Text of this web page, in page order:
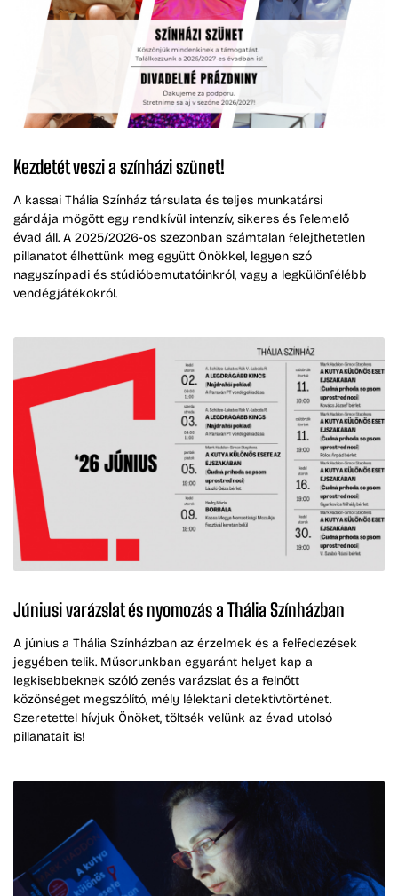
Kezdetét veszi a színházi szünet!
A kassai Thália Színház társulata és teljes munkatársi
gárdája mögött egy rendkívül intenzív, sikeres és felemelő
évad áll. A 2025/2026-os szezonban számtalan felejthetetlen
pillanatot élhettünk meg együtt Önökkel, legyen szó
nagyszínpadi és stúdióbemutatóinkról, vagy a legkülönfélébb
vendégjátékokról.
Júniusi varázslat és nyomozás a Thália Színházban
A június a Thália Színházban az érzelmek és a felfedezések
jegyében telik. Műsorunkban egyaránt helyet kap a
legkisebbeknek szóló zenés varázslat és a felnőtt
közönséget megszólító, mély lélektani detektívtörténet.
Szeretettel hívjuk Önöket, töltsék velünk az évad utolsó
pillanatait is!